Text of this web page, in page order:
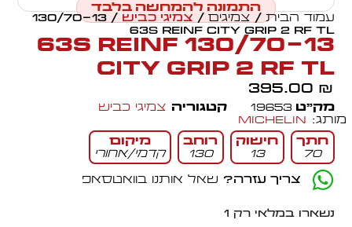
התמונה להמחשה בלבד
עמוד הבית/ צמיגים / צמיגי כביש
/ 130/70-13
63S REINF CITY GRIP 2 RF TL
130/70-13 63S REINF
CITY GRIP 2 RF TL
395.00 ₪
מק״ט 19653 קטגוריה צמיגי כביש
מותג: Michelin
חתך
70
חישוק
13
רוחב
130
מיקום
קדמי/אחורי
צריך עזרה? שאל אותנו בוואטסאפ
נשארו במלאי רק 1